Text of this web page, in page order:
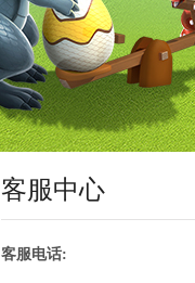
客服中心
客服电话: